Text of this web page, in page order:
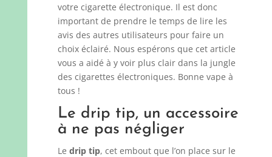
votre cigarette électronique. Il est donc
important de prendre le temps de lire les
avis des autres utilisateurs pour faire un
choix éclairé. Nous espérons que cet article
vous a aidé à y voir plus clair dans la jungle
des cigarettes électroniques. Bonne vape à
tous !
Le drip tip, un accessoire
à ne pas négliger
Le drip tip, cet embout que l’on place sur le